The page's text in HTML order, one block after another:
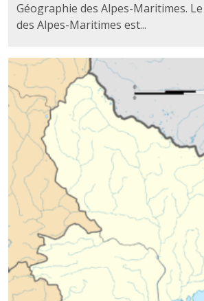
Géographie des Alpes-Maritimes.
des Alpes-Maritimes est...